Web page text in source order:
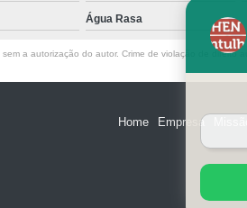
Água Rasa
a autorização do autor. Crime de violação de direito
Home Empresa